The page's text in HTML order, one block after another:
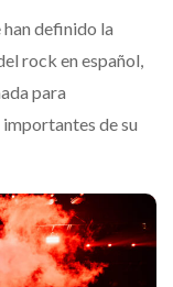
definido la
rock en español,
para
de su